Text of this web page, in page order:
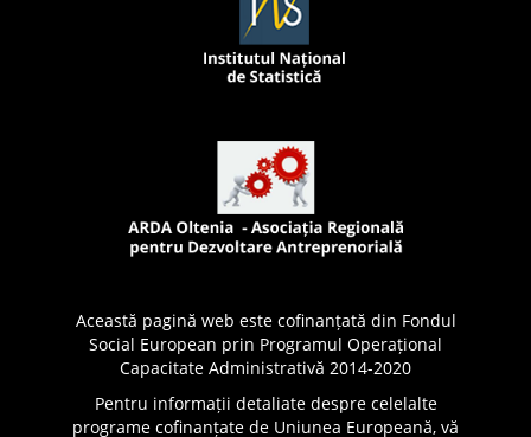
Această pagină web este cofinanțată din Fondul
Social European prin Programul Operațional
Capacitate Administrativă 2014-2020
Pentru informații detaliate despre celelalte
programe cofinanțate de Uniunea Europeană, vă